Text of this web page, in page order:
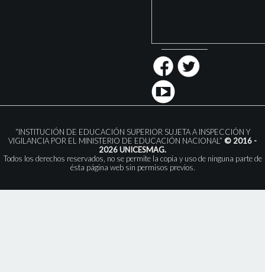
“INSTITUCIÓN DE EDUCACIÓN SUPERIOR SUJETA A INSPECCIÓN Y
VIGILANCIA POR EL MINISTERIO DE EDUCACIÓN NACIONAL” © 2016 -
2026 UNICESMAG.
Todos los derechos reservados, no se permite la copia y uso de ninguna parte de
ésta página web sin permisos previos.